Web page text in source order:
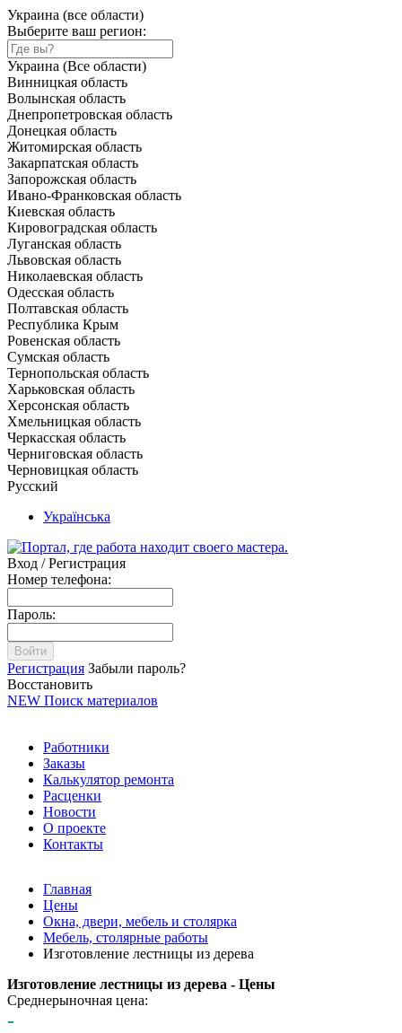
Украина (все области)
Выберите ваш регион:
Украина (Все области)
Винницкая область
Волынская область
Днепропетровская область
Донецкая область
Житомирская область
Закарпатская область
Запорожская область
Ивано-Франковская область
Киевская область
Кировоградская область
Луганская область
Львовская область
Николаевская область
Одесская область
Полтавская область
Республика Крым
Ровенская область
Сумская область
Тернопольская область
Харьковская область
Херсонская область
Хмельницкая область
Черкасская область
Черниговская область
Черновицкая область
Русский
Українська
Вход / Регистрация
Номер телефона:
Пароль:
Войти
Регистрация Забыли пароль?
Восстановить
NEW Поиск материалов
Работники
Заказы
Калькулятор ремонта
Расценки
Новости
О проекте
Контакты
Главная
Цены
Окна, двери, мебель и столярка
Мебель, столярные работы
Изготовление лестницы из дерева
Изготовление лестницы из дерева - Цены
Среднерыночная цена:
-